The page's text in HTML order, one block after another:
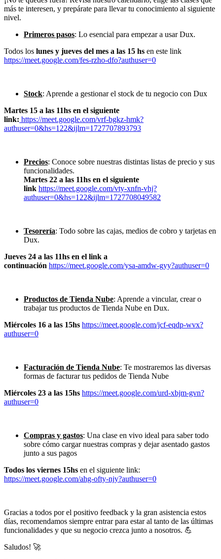
más te interesen, y prepárate para llevar tu conocimiento al siguiente
nivel.
Primeros pasos: Lo esencial para empezar a usar Dux.
Todos los lunes y jueves del mes a las 15 hs en este link
https://meet.google.com/fes-rzho-dfo?authuser=0
Stock: Aprende a gestionar el stock de tu negocio con Dux
Martes 15 a las 11hs en el siguiente
link: https://meet.google.com/vrf-bgkz-hmk?
authuser=0&hs=122&ijlm=1727707893793
Precios: Conoce sobre nuestras distintas listas de precio y sus
funcionalidades.
Martes 22 a las 11hs en el siguiente
link https://meet.google.com/vty-xnfn-vhj?
authuser=0&hs=122&ijlm=1727708049582
Tesorería: Todo sobre las cajas, medios de cobro y tarjetas en
Dux.
Jueves 24 a las 11hs en el link a
continuación https://meet.google.com/ysa-amdw-gyy?authuser=0
Productos de Tienda Nube: Aprende a vincular, crear o
trabajar tus productos de Tienda Nube en Dux.
Miércoles 16 a las 15hs https://meet.google.com/jcf-eqdp-wvx?
authuser=0
Facturación de Tienda Nube: Te mostraremos las diversas
formas de facturar tus pedidos de Tienda Nube
Miércoles 23 a las 15hs https://meet.google.com/urd-xbjm-gvn?
authuser=0
Compras y gastos: Una clase en vivo ideal para saber todo
sobre cómo cargar nuestras compras y dejar asentado gastos
junto a sus pagos
Todos los viernes 15hs en el siguiente link:
https://meet.google.com/ahg-ofty-njy?authuser=0
Gracias a todos por el positivo feedback y la gran asistencia estos
días, recomendamos siempre entrar para estar al tanto de las últimas
funcionalidades y que su negocio crezca junto a nosotros. 💪
Saludos! 🚀